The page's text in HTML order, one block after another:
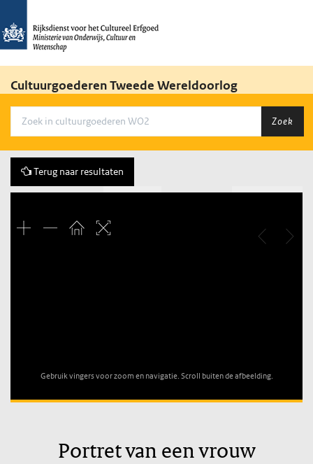
Cultuurgoederen Tweede Wereldoorlog
Zoek
Terug naar resultaten
Gebruik vingers voor zoom en navigatie. Scroll buiten de afbeelding.
Portret van een vrouw